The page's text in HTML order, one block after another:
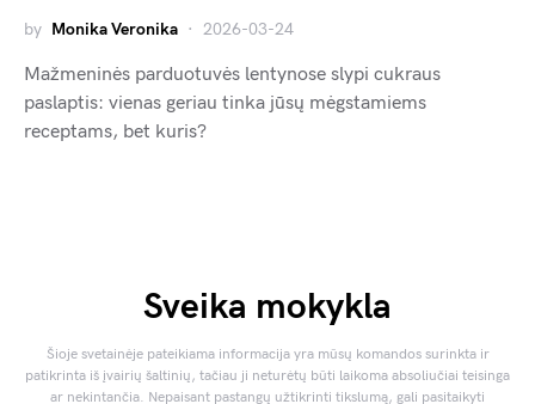
by Monika Veronika 2026-03-24
Mažmeninės parduotuvės lentynose slypi cukraus
paslaptis: vienas geriau tinka jūsų mėgstamiems
receptams, bet kuris?
Sveika mokykla
Šioje svetainėje pateikiama informacija yra mūsų komandos surinkta ir
patikrinta iš įvairių šaltinių, tačiau ji neturėtų būti laikoma absoliučiai teisinga
ar nekintančia. Nepaisant pastangų užtikrinti tikslumą, gali pasitaikyti